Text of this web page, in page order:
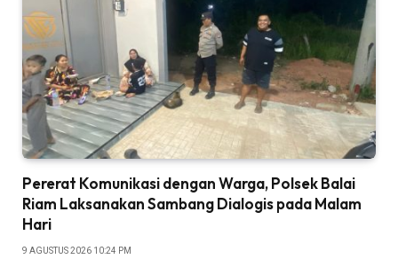
Pererat Komunikasi dengan Warga, Polsek Balai
Riam Laksanakan Sambang Dialogis pada Malam
Hari
9 AGUSTUS 2026 10:24 PM